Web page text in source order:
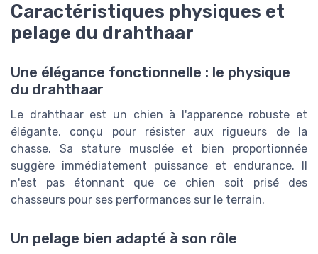
Caractéristiques physiques et
pelage du drahthaar
Une élégance fonctionnelle : le physique
du drahthaar
Le drahthaar est un chien à l'apparence robuste et
élégante, conçu pour résister aux rigueurs de la
chasse. Sa stature musclée et bien proportionnée
suggère immédiatement puissance et endurance. Il
n'est pas étonnant que ce chien soit prisé des
chasseurs pour ses performances sur le terrain.
Un pelage bien adapté à son rôle